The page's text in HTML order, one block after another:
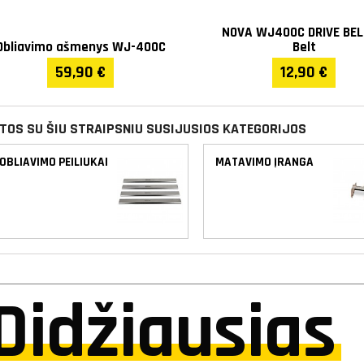
ašmenys WJ-400C
59,90 €
NOVA WJ400C DRIVE
Belt
12,90 €
SU ŠIU STRAIPSNIU SUSIJUSIOS KATEGORIJOS
OBLIAVIMO PEILIUKAI MATAVIMO ĮRANGA